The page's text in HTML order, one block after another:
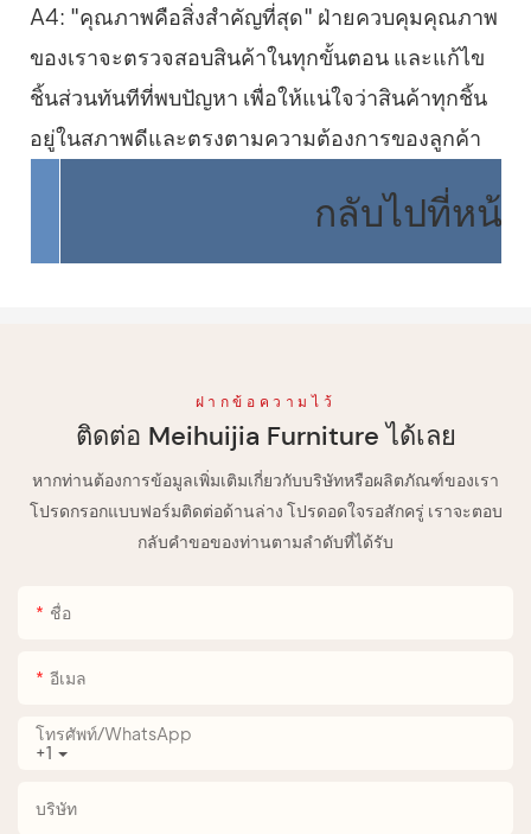
A4: "คุณภาพคือสิ่งสำคัญที่สุด" ฝ่ายควบคุมคุณภาพ
ของเราจะตรวจสอบสินค้าในทุกขั้นตอน และแก้ไข
ชิ้นส่วนทันทีที่พบปัญหา เพื่อให้แน่ใจว่าสินค้าทุกชิ้น
อยู่ในสภาพดีและตรงตามความต้องการของลูกค้า
กลับไปที่หน้า
ฝากข้อความไว้
ติดต่อ Meihuijia Furniture ได้เลย
หากท่านต้องการข้อมูลเพิ่มเติมเกี่ยวกับบริษัทหรือผลิตภัณฑ์ของเรา
โปรดกรอกแบบฟอร์มติดต่อด้านล่าง โปรดอดใจรอสักครู่ เราจะตอบ
กลับคำขอของท่านตามลำดับที่ได้รับ
ชื่อ
อีเมล
+1
โทรศัพท์/WhatsApp
บริษัท